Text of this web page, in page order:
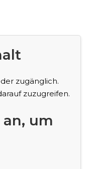
zugänglich.
zuzugreifen.
um